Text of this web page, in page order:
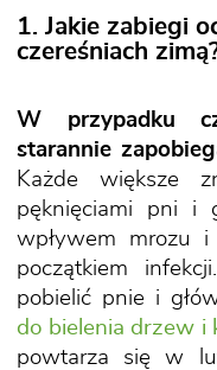
1. Jakie zabiegi
czereśniach
W przypadku
starannie
Każde większe
pęknięciami pni i
wpływem mrozu i
początkiem
pobielić pnie i
do bielenia drzew
powtarza się w